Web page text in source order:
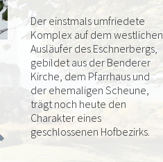
Der einstmals umfriedete
Komplex auf dem westlichen
Ausläufer des Eschnerbergs,
gebildet aus der Benderer
Kirche, dem Pfarrhaus und
der ehemaligen Scheune,
trägt noch heute den
Charakter eines
geschlossenen Hofbezirks.